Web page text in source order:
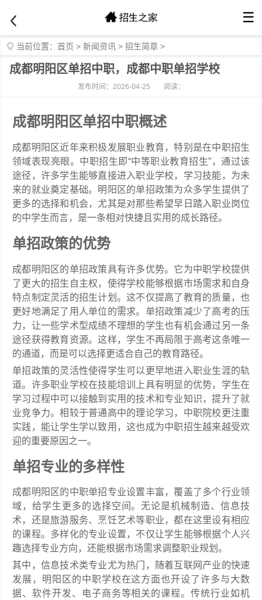
☰
当前位置： 首页 > 新闻资讯 > 招生简章 >
成都明阳区单招中职，成都中职单招学校
发布时间：2026-04-25 阅读：
成都明阳区单招中职概述
成都明阳区近年来积极发展职业教育，特别是在中职招生
领域表现亮眼。中职招生即“中等职业教育招生”，通过该
途径，许多学生能够直接进入职业学校，学习技能，为未
来的就业奠定基础。明阳区的单招政策为众多学生提供了
更多的选择和机会，尤其是对那些希望早日踏入职业岗位
的中学生而言，是一条相对快捷且实用的成长路径。
单招政策的优势
成都明阳区的单招政策具有许多优势。它为中职学校提供
了更大的招生自主权，使得学校能够根据市场需求和自身
特点制定灵活的招生计划。这不仅提高了教育的质量，也
更好地满足了用人单位的需求。单招政策减少了高考的压
力，让一些学术型成绩不理想的学生也有机会通过另一条
途径获得教育资源。这样，学生不再局限于高考这条唯一
的通道，而是可以选择更适合自己的教育路径。
单招政策的灵活性使得学生可以更早地进入职业生涯的轨
道。许多职业学校在技能培训上具有明显的优势，学生在
学习过程中可以接触到实用的技术和专业知识，提升了就
业竞争力。相较于普通高中的理论学习，中职院校更注重
实践，能让学生学以致用，这也成为中职招生越来越受欢
迎的重要原因之一。
单招专业的多样性
成都明阳区的中职单招专业设置丰富，覆盖了多个行业领
域，给学生更多的选择空间。无论是机械制造、信息技
术，还是旅游服务、烹饪艺术等职业，都在这里设有相应
的课程。多样化的专业设置，不仅让学生能够根据个人兴
趣选择专业方向，还能根据市场需求调整职业规划。
其中，信息技术类专业尤为热门，随着互联网产业的快速
发展，明阳区的中职学校在这方面也开设了许多与大数
据、软件开发、电子商务等相关的课程。传统行业如机